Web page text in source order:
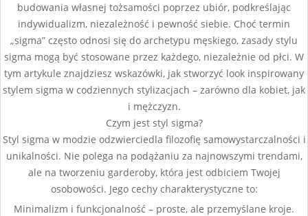
budowania własnej tożsamości poprzez ubiór, podkreślając
indywidualizm, niezależność i pewność siebie. Choć termin
„sigma” często odnosi się do archetypu męskiego, zasady stylu
sigma mogą być stosowane przez każdego, niezależnie od płci. W
tym artykule znajdziesz wskazówki, jak stworzyć look inspirowany
stylem sigma w codziennych stylizacjach – zarówno dla kobiet, jak
i mężczyzn.
Czym jest styl sigma?
Styl sigma w modzie odzwierciedla filozofię samowystarczalności i
unikalności. Nie polega na podążaniu za najnowszymi trendami,
ale na tworzeniu garderoby, która jest odbiciem Twojej
osobowości. Jego cechy charakterystyczne to:
Minimalizm i funkcjonalność – proste, ale przemyślane kroje.